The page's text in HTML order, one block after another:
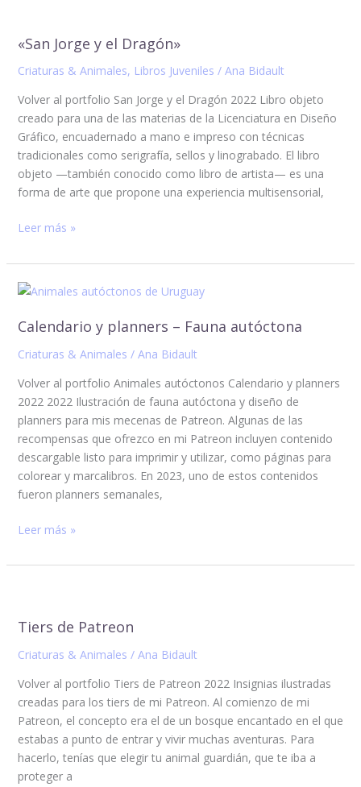
«San Jorge y el Dragón»
Criaturas & Animales, Libros Juveniles / Ana Bidault
Volver al portfolio San Jorge y el Dragón 2022 Libro objeto
creado para una de las materias de la Licenciatura en Diseño
Gráfico, encuadernado a mano e impreso con técnicas
tradicionales como serigrafía, sellos y linograbado. El libro
objeto —también conocido como libro de artista— es una
forma de arte que propone una experiencia multisensorial,
y
el
Leer más »
Calendario y planners – Fauna autóctona
Criaturas & Animales / Ana Bidault
Volver al portfolio Animales autóctonos Calendario y planners
2022 2022 Ilustración de fauna autóctona y diseño de
planners para mis mecenas de Patreon. Algunas de las
recompensas que ofrezco en mi Patreon incluyen contenido
descargable listo para imprimir y utilizar, como páginas para
colorear y marcalibros. En 2023, uno de estos contenidos
fueron planners semanales,
Calendario
planners
Fauna
autóctona
Leer más »
Tiers de Patreon
Criaturas & Animales / Ana Bidault
Volver al portfolio Tiers de Patreon 2022 Insignias ilustradas
creadas para los tiers de mi Patreon. Al comienzo de mi
Patreon, el concepto era el de un bosque encantado en el que
estabas a punto de entrar y vivir muchas aventuras. Para
hacerlo, tenías que elegir tu animal guardián, que te iba a
proteger a
Patreon